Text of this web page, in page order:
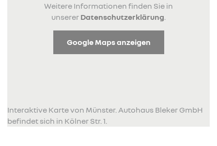
Weitere Informationen finden Sie in
unserer Datenschutzerklärung
Google Maps anzeigen
Interaktive Karte von Münster. Autohaus Bleker GmbH
befindet sich in Kölner Str. 1.